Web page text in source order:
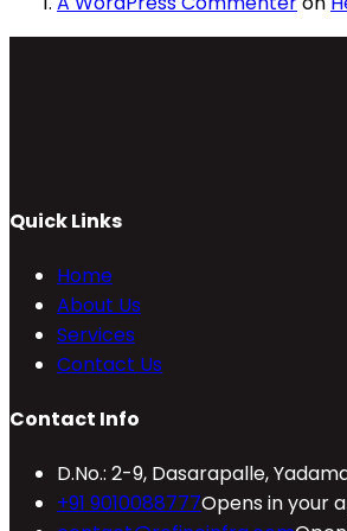
Quick Links
Home
About Us
Services
Contact Us
Contact Info
D.No.: 2-9, Dasarapalle,
+91 9010088777Opens in your